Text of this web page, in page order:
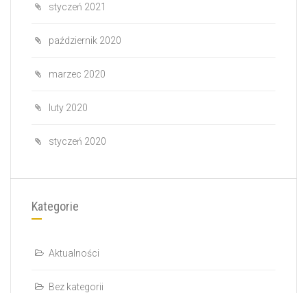
styczeń 2021
październik 2020
marzec 2020
luty 2020
styczeń 2020
Kategorie
Aktualności
Bez kategorii